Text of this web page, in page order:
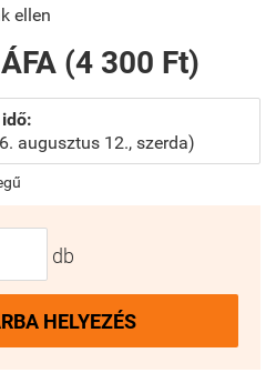
ellen
(4 300 Ft)
augusztus 12., szerda)
db
HELYEZÉS